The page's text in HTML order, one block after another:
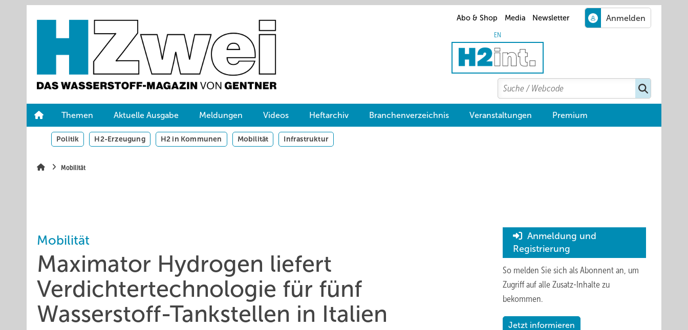
Abo & Shop Media Newsletter
EN
Search
Suchen
Themen Aktuelle Ausgabe Meldungen Videos Heftarchiv Branchenverzeichnis Veranstaltungen Premium
Politik H2-Erzeugung H2 in Kommunen Mobilität Infrastruktur
Mobilität
Mobilität
Maximator Hydrogen liefert
Verdichtertechnologie für fünf
Wasserstoff-Tankstellen in Italien
Anmeldung und
Registrierung
So melden Sie sich als Abonnent an, um
Zugriff auf alle Zusatz-Inhalte zu
bekommen.
Jetzt informieren